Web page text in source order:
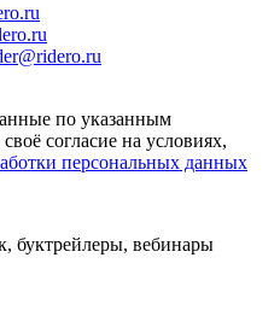
по указанным
согласие на условиях,
персональных данных
буктрейлеры, вебинары